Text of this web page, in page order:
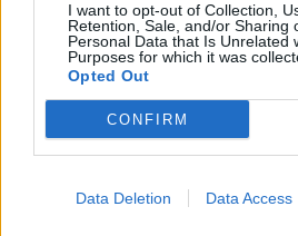
I want to opt-out of Collection,
Retention, Sale, and/or Sharing
Personal Data that Is Unrelated
Purposes for which it was
Opted Out
CONFIRM
Data Deletion Data Access
Campus life
Kovács Dóri
Eltörölnék a 45 perces iskola-
óvodák dönthetnének az
Megszűnhet a 45 perces iskola-
átalakulhat. Többek között ezeket a
Oktatási és Gyermekügyi